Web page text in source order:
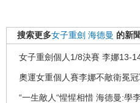
搜索更多女子重劍 海德曼 的新
女子重劍個人1/8決賽 李娜13-
奧運女重個人賽李娜不敵衛冕
“一生敵人“惺惺相惜 海德曼:學